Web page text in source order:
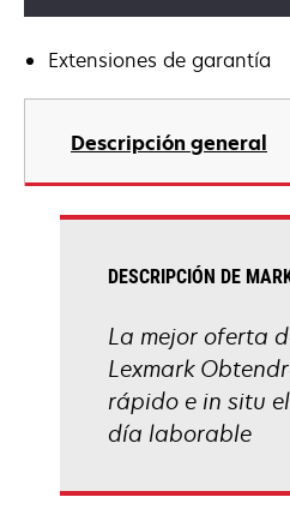
Extensiones de garantía
Descripción general
DESCRIPCIÓN DE
La mejor oferta
Lexmark
rápido e in situ
día laborable